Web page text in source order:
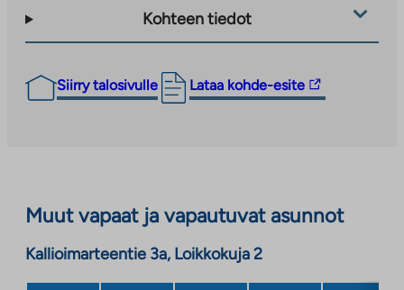
Kohteen tiedot
Siirry talosivulle Lataa kohde-esite
Linkki
vie
uuteen
Muut vapaat ja vapautuvat asunnot
Kallioimarteentie 3a, Loikkokuja 2